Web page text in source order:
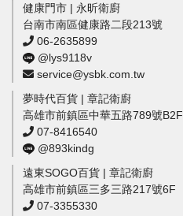
健康門市 | 永昕衛廚
台南市南區健康路二段213號
06-2635899
@lys9118v
service@ysbk.com.tw
夢時代百貨 | 章記衛廚
高雄市前鎮區中華五路789號B2F
07-8416540
@893kindg
遠東SOGO百貨 | 章記衛廚
高雄市前鎮區三多三路217號6F
07-3355330